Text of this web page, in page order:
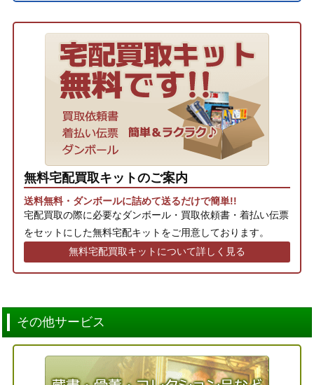
無料宅配買取キットのご案内
送料無料・ダンボールに詰めて送るだけで簡単!!
宅配買取の際に必要なダンボール・買取依頼書・着払い伝票
をセットにした無料宅配キットをご用意しております。
無料宅配買取キットについて詳しく見る
その他サービス